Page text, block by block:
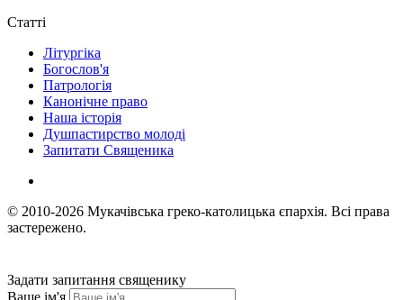
Статті
Літургіка
Богослов'я
Патрологія
Канонічне право
Наша історія
Душпастирство молоді
Запитати Священика
© 2010-2026 Мукачівська греко-католицька єпархія. Всі права
застережено.
Задати запитання священику
Ваше ім'я